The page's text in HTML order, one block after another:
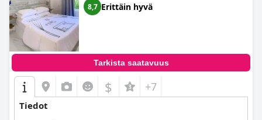
8,7 Erittäin hyvä
Tarkista saatavuus
$ +7
Tiedot